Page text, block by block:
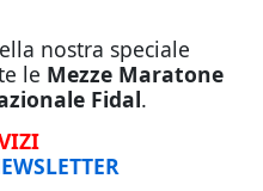
nostra speciale
le Mezze Maratone
Fidal.